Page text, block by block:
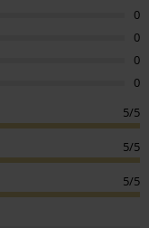
0
0
0
0
5/5
5/5
5/5